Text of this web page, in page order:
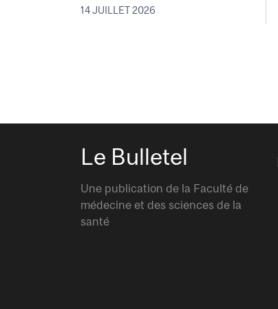
14 JUILLET 2026
Le Bulletel
Une publication de la Faculté de
médecine et des sciences de la
santé